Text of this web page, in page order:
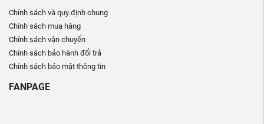
Chính sách và quy định chung
Chính sách mua hàng
Chính sách vận chuyển
Chính sách bảo hành đổi trả
Chính sách bảo mật thông tin
FANPAGE